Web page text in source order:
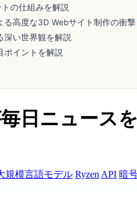
の仕組みを解説
高度な3D Webサイト制作の衝撃
深い世界観を解説
ポイントを解説
日ニュース
規模言語モデル RyzenAPI 暗